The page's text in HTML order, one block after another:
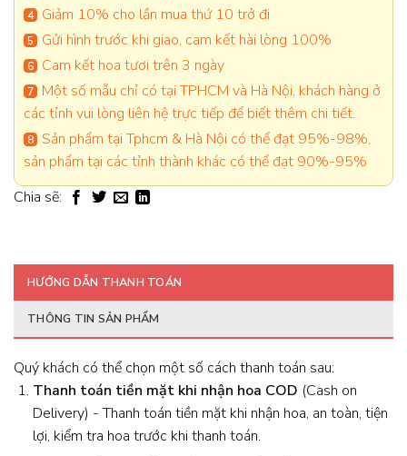
Giảm 10% cho lần mua thứ 10 trở đi
Gửi hình trước khi giao, cam kết hài lòng 100%
Cam kết hoa tươi trên 3 ngày
Một số mẫu chỉ có tại TPHCM và Hà Nội, khách hàng ở
các tỉnh vui lòng liên hệ trực tiếp để biết thêm chi tiết.
Sản phẩm tại Tphcm & Hà Nội có thể đạt 95%-98%,
sản phẩm tại các tỉnh thành khác có thể đạt 90%-95%
Chia sẽ:
HƯỚNG DẪN THANH TOÁN
THÔNG TIN SẢN PHẨM
Quý khách có thể chọn một số cách thanh toán sau:
Thanh toán tiền mặt khi nhận hoa COD (Cash on
Delivery) - Thanh toán tiền mặt khi nhận hoa, an toàn, tiện
lợi, kiểm tra hoa trước khi thanh toán.